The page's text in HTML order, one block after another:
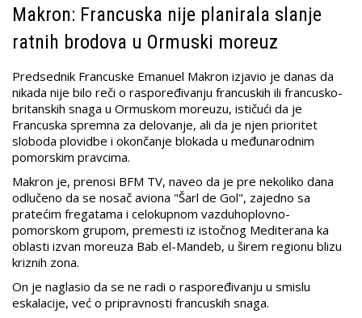
Makron: Francuska nije planirala slanje
ratnih brodova u Ormuski moreuz
Predsednik Francuske Emanuel Makron izjavio je danas da
nikada nije bilo reči o raspoređivanju francuskih ili francusko-
britanskih snaga u Ormuskom moreuzu, ističući da je
Francuska spremna za delovanje, ali da je njen prioritet
sloboda plovidbe i okončanje blokada u međunarodnim
pomorskim pravcima.
Makron je, prenosi BFM TV, naveo da je pre nekoliko dana
odlučeno da se nosač aviona "Šarl de Gol", zajedno sa
pratećim fregatama i celokupnom vazduhoplovno-
pomorskom grupom, premesti iz istočnog Mediterana ka
oblasti izvan moreuza Bab el-Mandeb, u širem regionu blizu
kriznih zona.
On je naglasio da se ne radi o raspoređivanju u smislu
eskalacije, već o pripravnosti francuskih snaga.